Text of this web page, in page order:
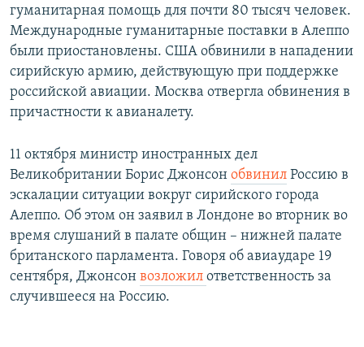
гуманитарная помощь для почти 80 тысяч человек.
Международные гуманитарные поставки в Алеппо
были приостановлены. США обвинили в нападении
сирийскую армию, действующую при поддержке
российской авиации. Москва отвергла обвинения в
причастности к авианалету.
11 октября министр иностранных дел
Великобритании Борис Джонсон обвинил Россию в
эскалации ситуации вокруг сирийского города
Алеппо. Об этом он заявил в Лондоне во вторник во
время слушаний в палате общин – нижней палате
британского парламента. Говоря об авиаударе 19
сентября, Джонсон возложил ответственность за
случившееся на Россию.